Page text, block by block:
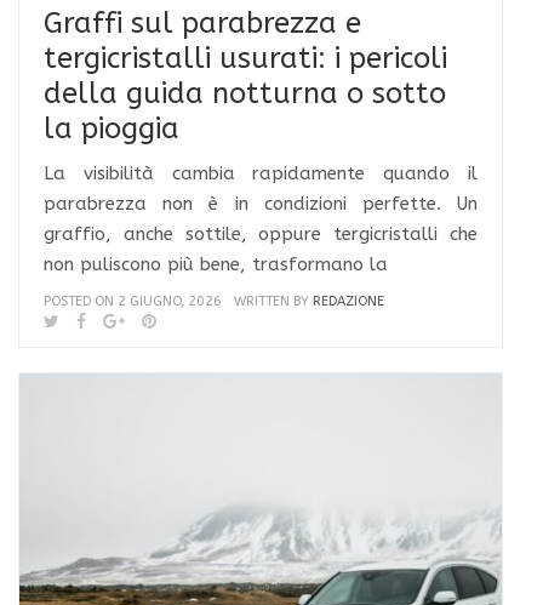
Graffi sul parabrezza e
tergicristalli usurati: i pericoli
della guida notturna o sotto
la pioggia
La visibilità cambia rapidamente quando il
parabrezza non è in condizioni perfette. Un
graffio, anche sottile, oppure tergicristalli che
non puliscono più bene, trasformano la
POSTED ON 2 GIUGNO, 2026 WRITTEN BY REDAZIONE